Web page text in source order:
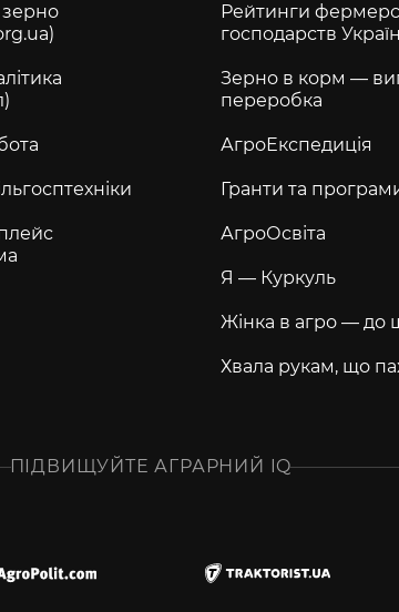
зерно
Рейтинги
господарств
Зерно в корм —
переробка
АгроЕкспедиція
Гранти та
АгроОсвіта
Я — Куркуль
Жінка в агро — до
Хвала рукам, що
ПІДВИЩУЙТЕ АГРАРНИЙ IQ